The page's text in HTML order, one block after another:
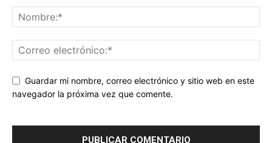
Guardar mi nombre, correo electrónico y sitio web en este
navegador la próxima vez que comente.